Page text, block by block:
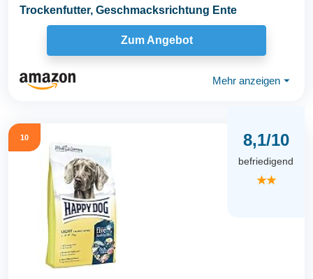
Trockenfutter, Geschmacksrichtung Ente
Zum Angebot
Mehr anzeigen ⏷
10 8,1/10
befriedigend
★★